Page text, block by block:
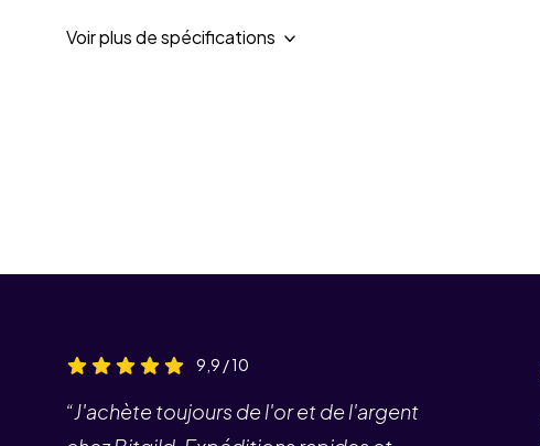
Voir plus de spécifications
9,9 / 10
“J'achète toujours de l'or et de l'argent